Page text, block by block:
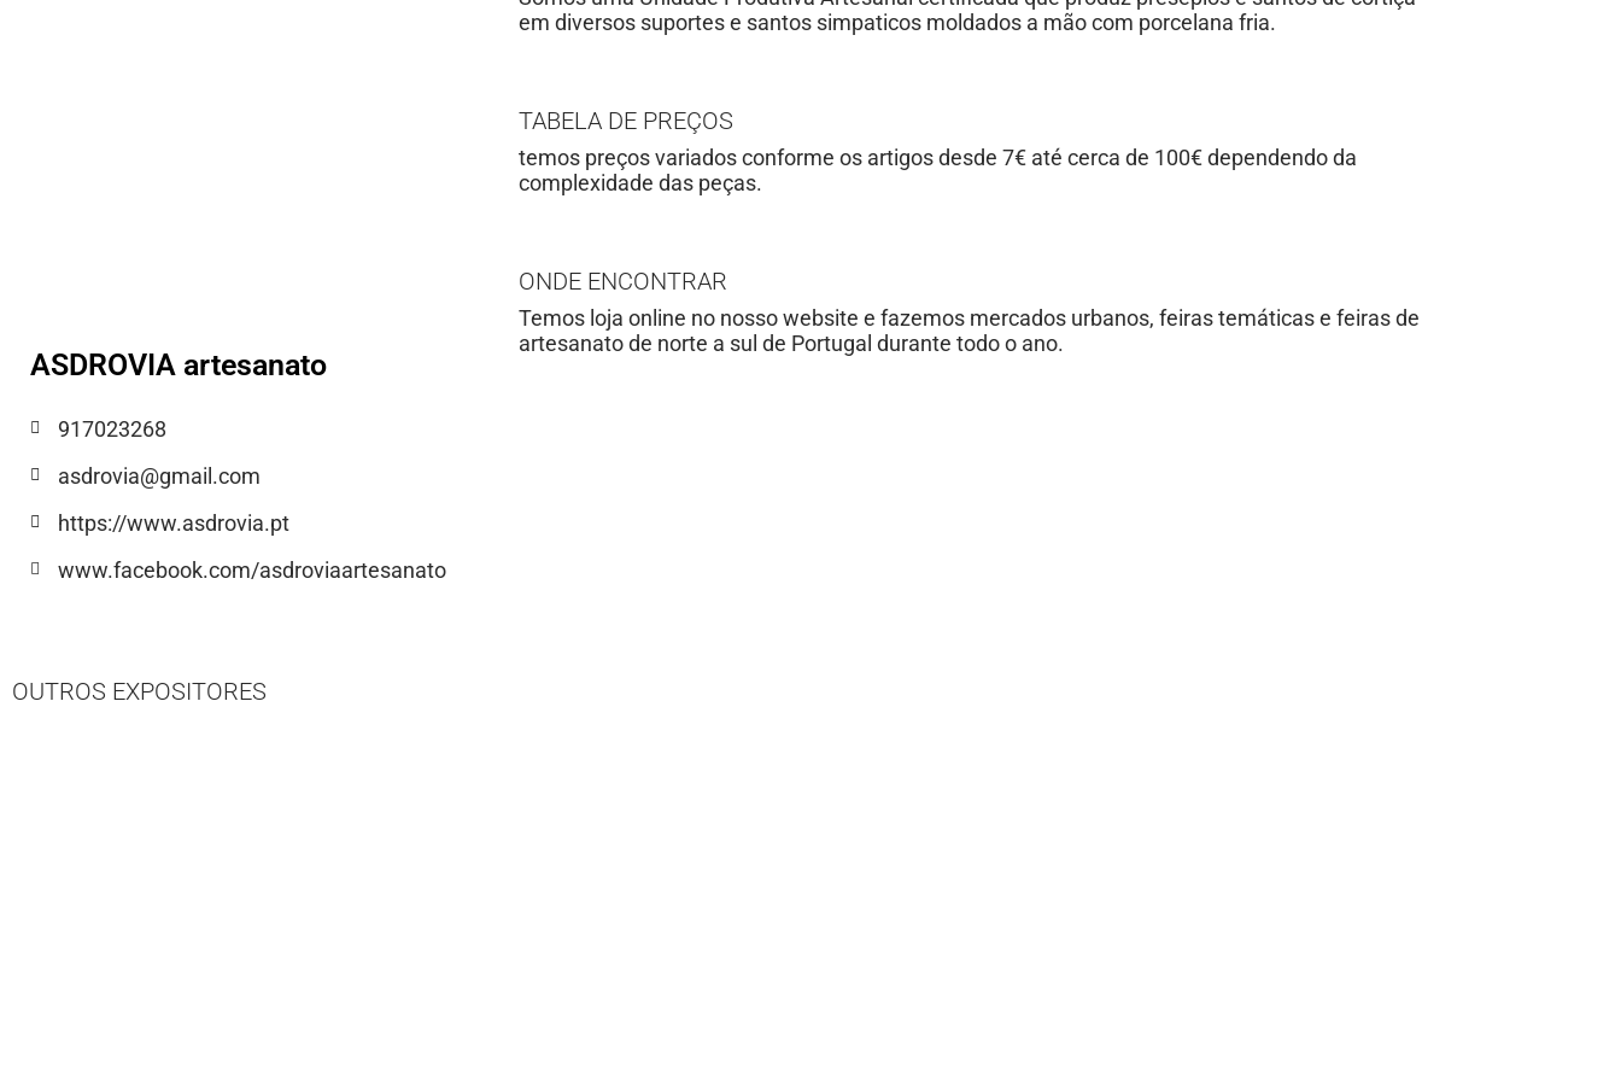
ASDROVIA artesanato
917023268
asdrovia@gmail.com
https://www.asdrovia.pt
www.facebook.com/asdroviaartesanato
em diversos suportes e santos simpaticos moldados a mão com porcelana fria.
TABELA DE PREÇOS
temos preços variados conforme os artigos desde 7€ até cerca de 100€ dependendo da
complexidade das peças.
ONDE ENCONTRAR
Temos loja online no nosso website e fazemos mercados urbanos, feiras temáticas e feiras de
artesanato de norte a sul de Portugal durante todo o ano.
OUTROS EXPOSITORES